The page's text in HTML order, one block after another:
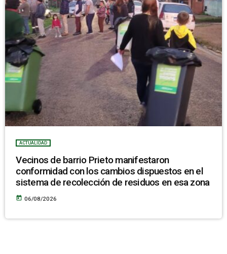
ACTUALIDAD
Vecinos de barrio Prieto manifestaron
conformidad con los cambios dispuestos en el
sistema de recolección de residuos en esa zona
today 06/08/2026